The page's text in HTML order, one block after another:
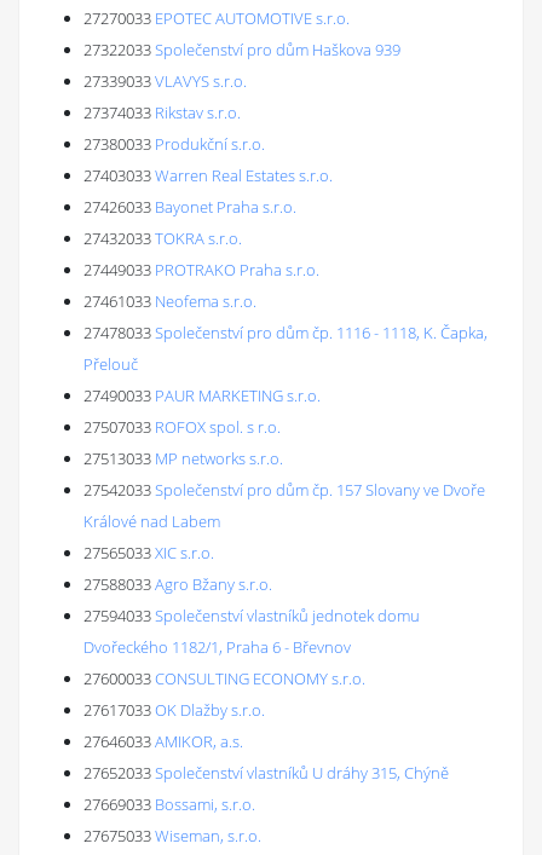
27270033 EPOTEC AUTOMOTIVE s.r.o.
27322033Společenství pro dům Haškova 939
27339033VLAVYS s.r.o.
27374033 Rikstav s.r.o.
27380033 Produkční s.r.o.
27403033Warren Real Estates s.r.o.
27426033 Bayonet Praha s.r.o.
27432033TOKRA s.r.o.
27449033 PROTRAKO Praha s.r.o.
27461033 Neofema s.r.o.
27478033Společenství pro dům čp. 1116 - 1118, K. Čapka,
Přelouč
27490033 PAUR MARKETING s.r.o.
27507033 ROFOX spol. s r.o.
27513033 MP networks s.r.o.
27542033Společenství pro dům čp. 157 Slovany ve Dvoře
Králové nad Labem
27565033XIC s.r.o.
27588033Agro Bžany s.r.o.
27594033Společenství vlastníků jednotek domu
Dvořeckého 1182/1, Praha 6 - Břevnov
27600033CONSULTING ECONOMY s.r.o.
27617033OK Dlažby s.r.o.
27646033AMIKOR, a.s.
27652033Společenství vlastníků U dráhy 315, Chýně
27669033 Bossami, s.r.o.
27675033Wiseman, s.r.o.